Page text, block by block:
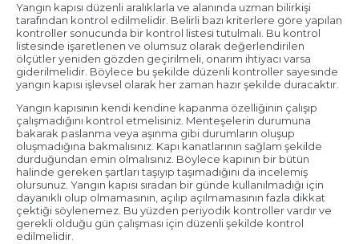
Yangın kapısı düzenli aralıklarla ve alanında uzman bilirkişi
tarafından kontrol edilmelidir. Belirli bazı kriterlere göre yapılan
kontroller sonucunda bir kontrol listesi tutulmalı. Bu kontrol
listesinde işaretlenen ve olumsuz olarak değerlendirilen
ölçütler yeniden gözden geçirilmeli, onarım ihtiyacı varsa
giderilmelidir. Böylece bu şekilde düzenli kontroller sayesinde
yangın kapısı işlevsel olarak her zaman hazır şekilde duracaktır.
Yangın kapısının kendi kendine kapanma özelliğinin çalışıp
çalışmadığını kontrol etmelisiniz. Menteşelerin durumuna
bakarak paslanma veya aşınma gibi durumların oluşup
oluşmadığına bakmalısınız. Kapı kanatlarının sağlam şekilde
durduğundan emin olmalısınız. Böylece kapının bir bütün
halinde gereken şartları taşıyıp taşımadığını da incelemiş
olursunuz. Yangın kapısı sıradan bir günde kullanılmadığı için
dayanıklı olup olmamasının, açılıp açılmamasının fazla dikkat
çektiği söylenemez. Bu yüzden periyodik kontroller vardır ve
gerekli olduğu gün çalışması için düzenli şekilde kontrol
edilmelidir.